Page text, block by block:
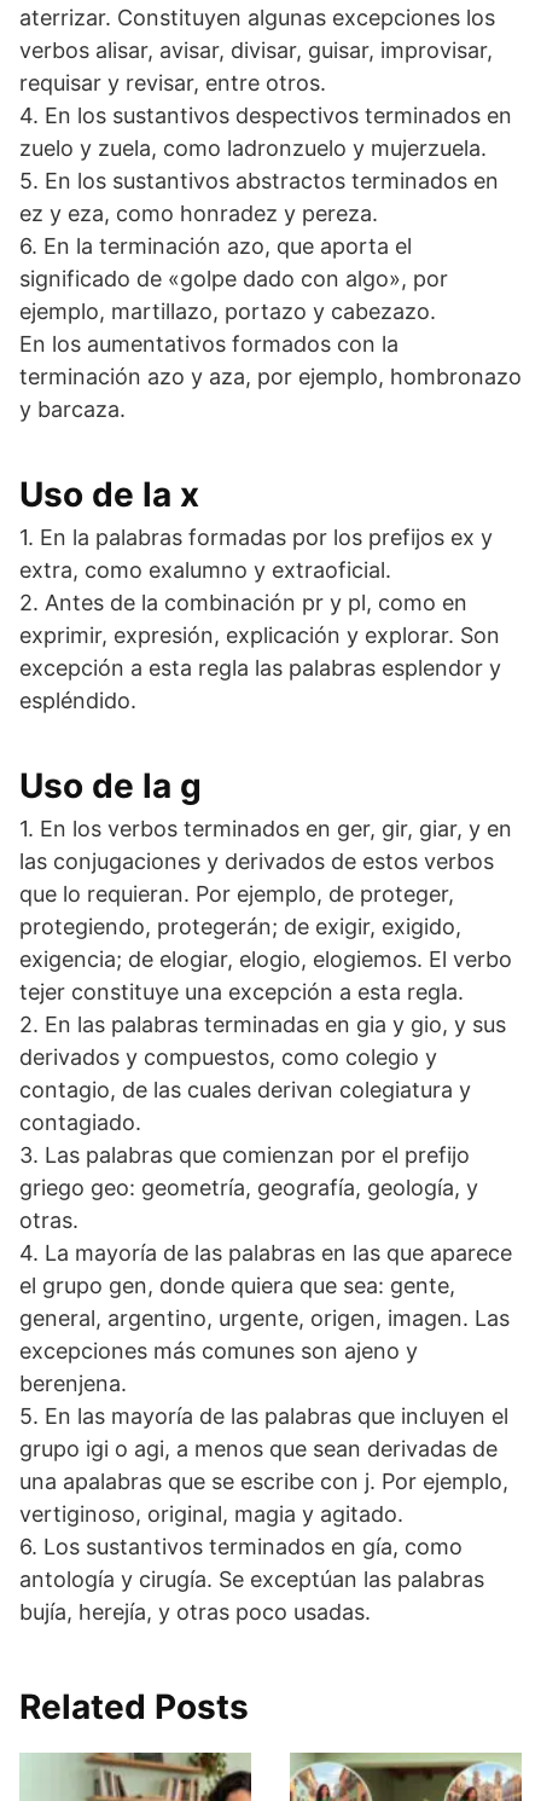
aterrizar. Constituyen algunas excepciones los
verbos alisar, avisar, divisar, guisar, improvisar,
requisar y revisar, entre otros.
4. En los sustantivos despectivos terminados en
zuelo y zuela, como ladronzuelo y mujerzuela.
5. En los sustantivos abstractos terminados en
ez y eza, como honradez y pereza.
6. En la terminación azo, que aporta el
significado de «golpe dado con algo», por
ejemplo, martillazo, portazo y cabezazo.
En los aumentativos formados con la
terminación azo y aza, por ejemplo, hombronazo
y barcaza.
Uso de la x
1. En la palabras formadas por los prefijos ex y
extra, como exalumno y extraoficial.
2. Antes de la combinación pr y pl, como en
exprimir, expresión, explicación y explorar. Son
excepción a esta regla las palabras esplendor y
espléndido.
Uso de la g
1. En los verbos terminados en ger, gir, giar, y en
las conjugaciones y derivados de estos verbos
que lo requieran. Por ejemplo, de proteger,
protegiendo, protegerán; de exigir, exigido,
exigencia; de elogiar, elogio, elogiemos. El verbo
tejer constituye una excepción a esta regla.
2. En las palabras terminadas en gia y gio, y sus
derivados y compuestos, como colegio y
contagio, de las cuales derivan colegiatura y
contagiado.
3. Las palabras que comienzan por el prefijo
griego geo: geometría, geografía, geología, y
otras.
4. La mayoría de las palabras en las que aparece
el grupo gen, donde quiera que sea: gente,
general, argentino, urgente, origen, imagen. Las
excepciones más comunes son ajeno y
berenjena.
5. En las mayoría de las palabras que incluyen el
grupo igi o agi, a menos que sean derivadas de
una apalabras que se escribe con j. Por ejemplo,
vertiginoso, original, magia y agitado.
6. Los sustantivos terminados en gía, como
antología y cirugía. Se exceptúan las palabras
bujía, herejía, y otras poco usadas.
Related Posts